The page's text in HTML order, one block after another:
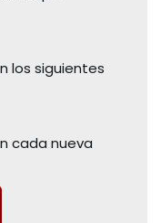
los siguientes
cada nueva